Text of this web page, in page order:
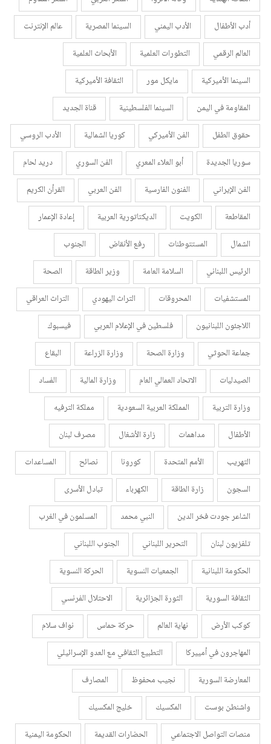
أدب الأطفال
الأدب اليمني السينما المصرية
عالم الإنترنت
العالم الرقمي
التطورات العلمية
الأبحاث العلمية
السينما الأميركية
مايكل مور
الثقافة الأميركية
المقاومة في اليمن
السينما الفلسطينية
قناة الجديد
حقوق الطفل
الفن الأميركي كوريا الشمالية
الأدب الروسي
سوريا الجديدة
أبو العلاء المعري الفن السوري
دريد لحام
الفن الإيراني
الفنون الفارسية الفن العربي
القرأن الكريم
المقاطعة
الكويت الديكتاتورية العربية
إعادة الإعمار
الشمال
المستتوطنات رفع الأنقاض
الجنوب
الرئيس اللبناني
السلامة العامة وزير الطاقة
الصحة
المستشفيات
المحروقات التراث اليهودي
التراث العراقي
اللاجئون اللبنانيون
فلسطين في الإعلام العربي
فيسبوك
جماعة الحوثي
وزارة الصحة وزارة الزراعة
البقاع
الصيدليات
الاتحاد العمالي العام وزارة المالية
الفساد
وزارة التربية
المملكة العربية السعودية
مملكة الترفيه
الأطفال
مداهمات زارة الأشغال
مصرف لبنان
التهريب
الأمم المتحدة كورونا نصائح
المساعدات
السجون
زارة الطاقة الكهرباء
تبادل الأسرى
الشاعر جودت فخر الدين
النبي محمد
المسلمون في الغرب
تلفزيون لبنان
التحرير اللبناني
الجنوب اللبناني
الحكومة اللبنانية
الجمعيات النسوية
الحركة النسوية
الثقافة السورية
الثورة الجزائرية
الاحتلال الفرنسي
كوكب الأرض
نهاية العالم حركة حماس
نواف سلام
المهاجرون في أمييركا
التطبيع الثقافي مع العدو الإسرائيلي
المعارضة السورية
نجيب محفوظ
المصارف
واشنطن بوست
المكسيك
خليج المكسيك
منصات التواصل الاجتماعي
الحضارات القديمة
الحكومة اليمنية